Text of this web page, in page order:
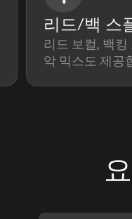
리드/백 스
리드 보컬, 백
악 믹스도 제공